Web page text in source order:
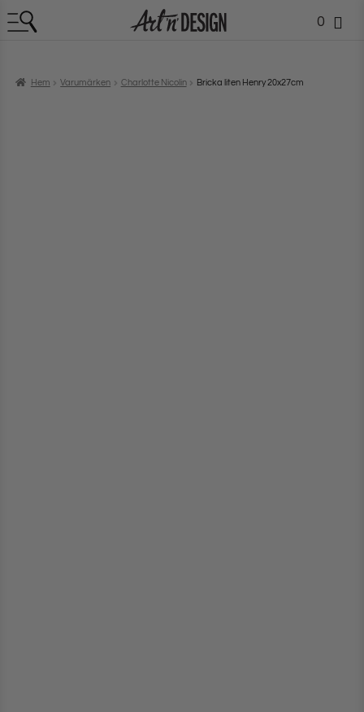
0
Hem Varumärken Charlotte Nicolin Bricka liten Henry 20x27cm